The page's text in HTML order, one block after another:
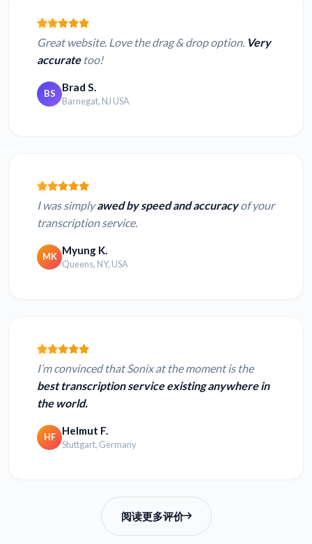
Great website. Love the drag & drop option. Very
accuratetoo!
BS Brad S.
Barnegat, NJ USA
I was simplyawed by speed and accuracyof your
transcription service.
MK Myung K.
Queens, NY, USA
I’m convinced that Sonix at the moment is the
best transcription service existing anywhere in
the world.
HF Helmut F.
Stuttgart, Germany
阅读更多评价